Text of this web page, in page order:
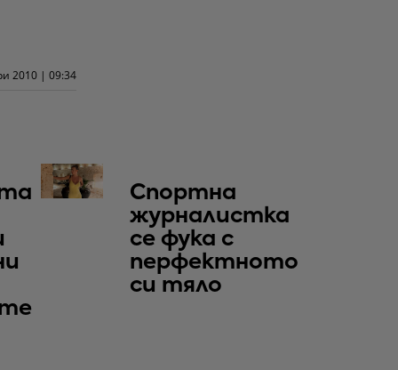
2010 | 09:34
Спортна
журналистка
се фука с
перфектното
си тяло